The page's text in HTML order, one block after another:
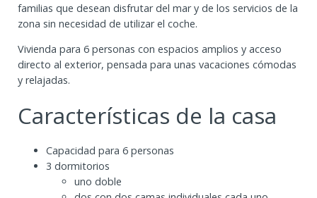
familias que desean disfrutar del mar y de los servicios de la
zona sin necesidad de utilizar el coche.
Vivienda para 6 personas con espacios amplios y acceso
directo al exterior, pensada para unas vacaciones cómodas
y relajadas.
Características de la casa
Capacidad para 6 personas
3 dormitorios
uno doble